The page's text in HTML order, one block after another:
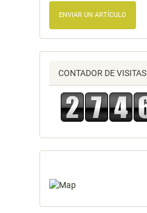
ENVIAR UN ARTÍCULO
CONTADOR DE VISITAS